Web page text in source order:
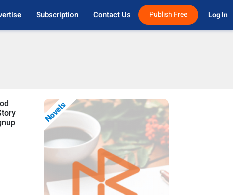
Subscription Contact Us Publish Free Log In
Novels